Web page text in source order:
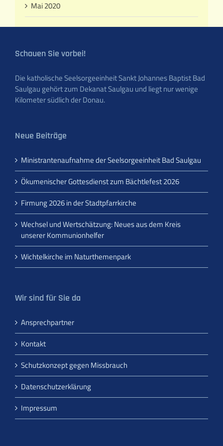
Mai 2020
Schauen Sie vorbei!
Die katholische Seelsorgeeinheit Sankt Johannes Baptist Bad
Saulgau gehört zum Dekanat Saulgau und liegt nur wenige
Kilometer südlich der Donau.
Neue Beiträge
Ministrantenaufnahme der Seelsorgeeinheit Bad Saulgau
Ökumenischer Gottesdienst zum Bächtlefest 2026
Firmung 2026 in der Stadtpfarrkirche
Wechsel und Wertschätzung: Neues aus dem Kreis
unserer Kommunionhelfer
Wichtelkirche im Naturthemenpark
Wir sind für Sie da
Ansprechpartner
Kontakt
Schutzkonzept gegen Missbrauch
Datenschutzerklärung
Impressum